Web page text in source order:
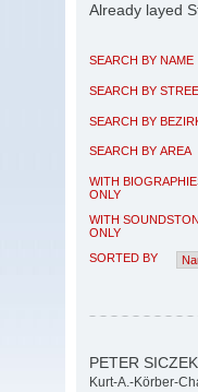
Already layed
SEARCH BY NAME
SEARCH BY
SEARCH BY
SEARCH BY AREA
WITH
ONLY
WITH
ONLY
SORTED BY
PETER
Kurt-A.-Körber-